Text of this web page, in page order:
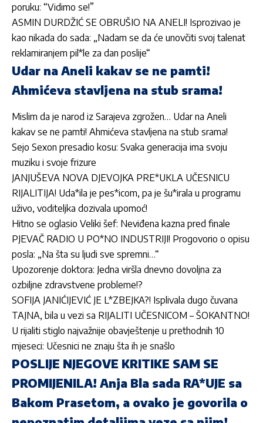
poruku: “Vidimo se!”
ASMIN DURDŽIĆ SE OBRUŠIO NA ANELI! Isprozivao je
kao nikada do sada: „Nadam se da će unovčiti svoj talenat
reklamiranjem pil*le za dan poslije“
Udar na Aneli kakav se ne pamti!
Ahmićeva stavljena na stub srama!
Mislim da je narod iz Sarajeva zgrožen… Udar na Aneli
kakav se ne pamti! Ahmićeva stavljena na stub srama!
Sejo Sexon presadio kosu: Svaka generacija ima svoju
muziku i svoje frizure
JANJUŠEVA NOVA DJEVOJKA PRE*UKLA UČESNICU
RIJALITIJA! Uda*ila je pes*icom, pa je šu*irala u programu
uživo, voditeljka dozivala upomoć!
Hitno se oglasio Veliki šef: Neviđena kazna pred finale
PJEVAČ RADIO U PO*NO INDUSTRIJI! Progovorio o opisu
posla: „Na šta su ljudi sve spremni…“
Upozorenje doktora: Jedna viršla dnevno dovoljna za
ozbiljne zdravstvene probleme!?
SOFIJA JANIĆIJEVIĆ JE L*ZBEJKA?! Isplivala dugo čuvana
TAJNA, bila u vezi sa RIJALITI UČESNICOM – ŠOKANTNO!
U rijaliti stiglo najvažnije obavještenje u prethodnih 10
mjeseci: Učesnici ne znaju šta ih je snašlo
POSLIJE NJEGOVE KRITIKE SAM SE
PROMIJENILA! Anja Bla sada RA*UJE sa
Bakom Prasetom, a ovako je govorila o